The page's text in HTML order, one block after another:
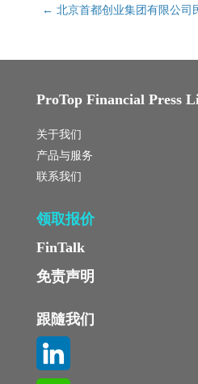
← 北京首都创业集团有限公司
ProTop Financial Press
关于我们
产品与服务
联系我们
领取报价
FinTalk
免责声明
跟隨我们